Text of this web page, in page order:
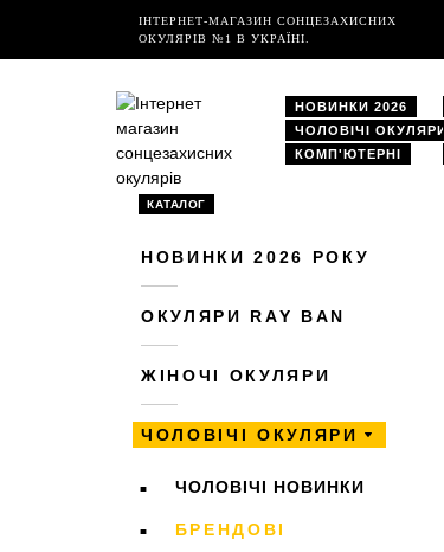
ІНТЕРНЕТ-МАГАЗИН СОНЦЕЗАХИСНИХ
ОКУЛЯРІВ №1 В УКРАЇНІ.
НОВИНКИ 2026
ЧОЛОВІЧІ ОКУЛЯРИ
КОМП'ЮТЕРНІ
КАТАЛОГ
НОВИНКИ 2026 РОКУ
ОКУЛЯРИ RAY BAN
ЖІНОЧІ ОКУЛЯРИ
ЧОЛОВІЧІ ОКУЛЯРИ
ЧОЛОВІЧІ НОВИНКИ
БРЕНДОВІ